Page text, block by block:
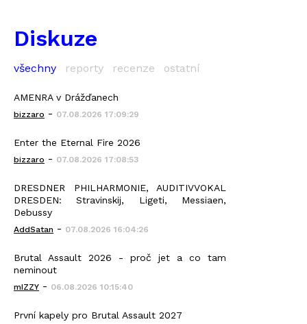
Diskuze
všechny reporty recenze ostatní
AMENRA v Drážďanech
bizzaro - 07.08.2026 17:09:29
Enter the Eternal Fire 2026
bizzaro - 07.08.2026 17:08:53
DRESDNER PHILHARMONIE, AUDITIVVOKAL
DRESDEN: Stravinskij, Ligeti, Messiaen,
Debussy
AddSatan - 07.08.2026 16:04:26
Brutal Assault 2026 - proč jet a co tam
neminout
mIZZY - 06.08.2026 10:15:40
První kapely pro Brutal Assault 2027